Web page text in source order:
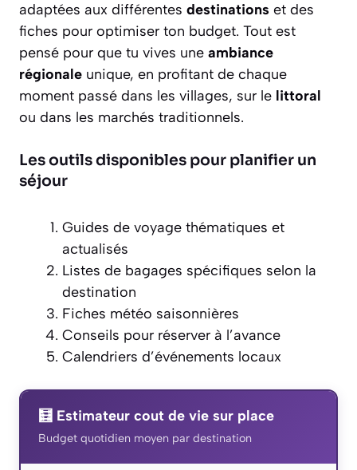
adaptées aux différentes destinations et des
fiches pour optimiser ton budget. Tout est
pensé pour que tu vives une ambiance
régionale unique, en profitant de chaque
moment passé dans les villages, sur le littoral
ou dans les marchés traditionnels.
Les outils disponibles pour planifier un
séjour
Guides de voyage thématiques et
actualisés
Listes de bagages spécifiques selon la
destination
Fiches météo saisonnières
Conseils pour réserver à l’avance
Calendriers d’événements locaux
🧮 Estimateur cout de vie sur place
Budget quotidien moyen par destination